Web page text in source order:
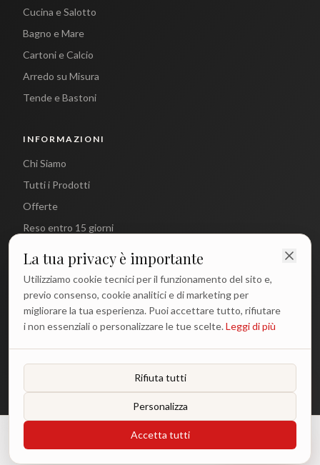
Cucina e Salotto
Bagno e Mare
Cartoni e Calcio
Arredo su Misura
Tende e Bastoni
INFORMAZIONI
Chi Siamo
Tutti i Prodotti
Offerte
Reso entro 15 giorni
CONTATTI
info@antichetradizioni.it
+39 329 617 1194
Lun - Ven: 9:00 - 18:00
Antiche Tradizioni. Tutti i diritti riservati.
La tua privacy è importante
Utilizziamo cookie tecnici per il funzionamento del sito e,
previo consenso, cookie analitici e di marketing per
migliorare la tua esperienza. Puoi accettare tutto, rifiutare
i non essenziali o personalizzare le tue scelte.Leggi di più
Rifiuta tutti
Personalizza
Accetta tutti